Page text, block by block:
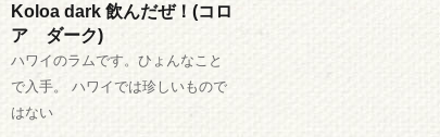
Koloa dark 飲んだぜ！(コロ
ア ダーク)
ハワイのラムです。ひょんなこと
で入手。 ハワイでは珍しいもので
はない